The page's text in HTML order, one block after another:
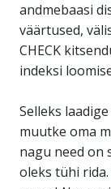
andmebaasi
väärtused,
CHECK
indeksi
Selleks
muutke oma
nagu need on
oleks tühi